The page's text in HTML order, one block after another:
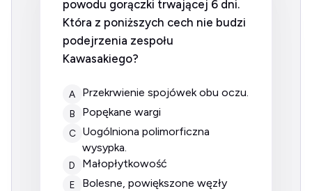
powodu gorączki trwającej 6 dni.
Która z poniższych cech nie budzi
podejrzenia zespołu
Kawasakiego?
A Przekrwienie spojówek obu oczu.
B Popękane wargi
C
Uogólniona polimorficzna
wysypka.
D Małopłytkowość
E
Bolesne, powiększone węzły